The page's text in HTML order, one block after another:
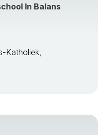
In Balans
Katholiek,